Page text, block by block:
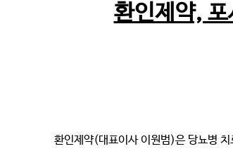
환인제약,
환인제약(대표이사 이원범)은 당뇨병